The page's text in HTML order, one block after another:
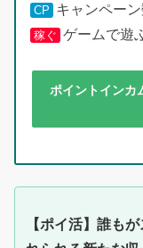
CP キャンペー
稼ぐ ゲームで遊
ポイントインカ
【ポイ活】誰も